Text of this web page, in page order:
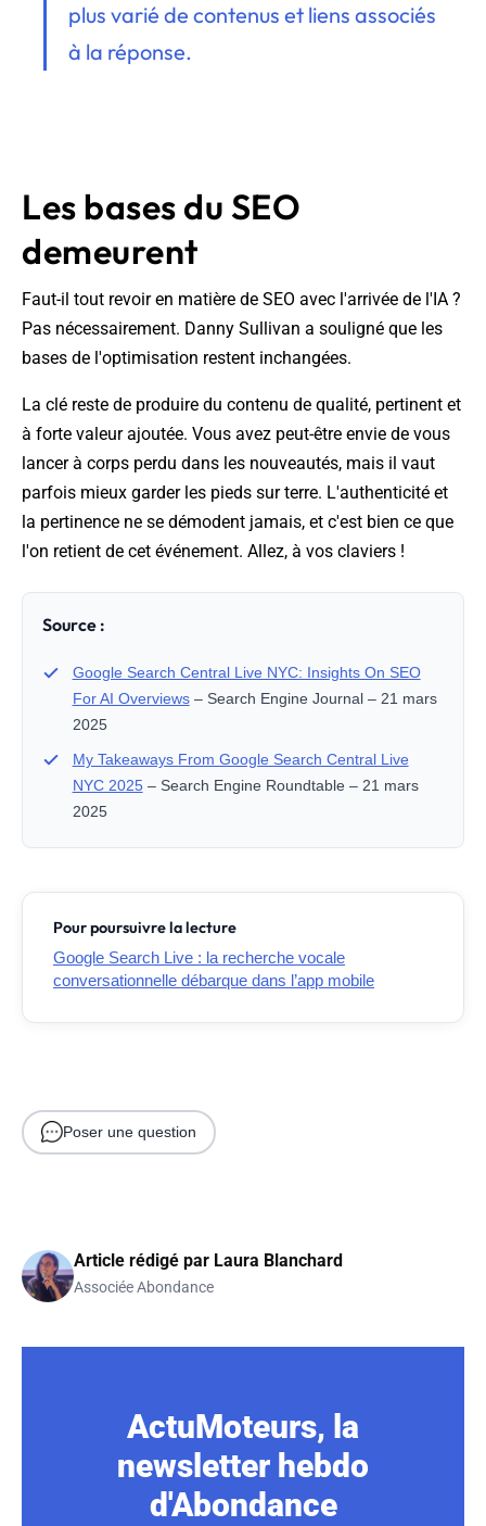
plus varié de contenus et liens associés
à la réponse.
Les bases du SEO
demeurent
Faut-il tout revoir en matière de SEO avec l'arrivée de l'IA ?
Pas nécessairement. Danny Sullivan a souligné que les
bases de l'optimisation restent inchangées.
La clé reste de produire du contenu de qualité, pertinent et
à forte valeur ajoutée. Vous avez peut-être envie de vous
lancer à corps perdu dans les nouveautés, mais il vaut
parfois mieux garder les pieds sur terre. L'authenticité et
la pertinence ne se démodent jamais, et c'est bien ce que
l'on retient de cet événement. Allez, à vos claviers !
Source :
Google Search Central Live NYC: Insights On SEO
For AI Overviews– Search Engine Journal – 21 mars
2025
My Takeaways From Google Search Central Live
NYC 2025– Search Engine Roundtable – 21 mars
2025
Pour poursuivre la lecture
Google Search Live : la recherche vocale
conversationnelle débarque dans l’app mobile
Poser une question
Article rédigé par Laura Blanchard
Associée Abondance
ActuMoteurs, la
newsletter hebdo
d'Abondance